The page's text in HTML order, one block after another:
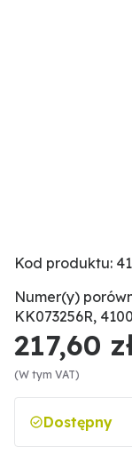
Kod produktu:
Numer(y)
KK073256R,
217,60
(W tym VAT)
Dostępny